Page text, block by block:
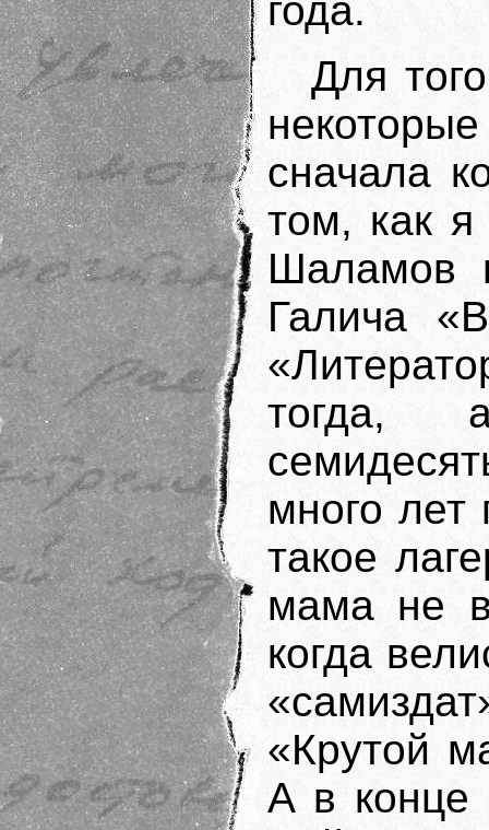
года.
Для
сначала
том, как
Шаламов
Галича
тогда,
много лет
такое
мама не
когда
«Крутой
А в конце